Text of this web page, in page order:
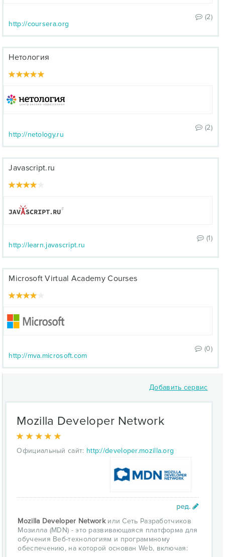
(2)
http://coursera.org
Нетология
(2)
http://netology.ru
Javascript.ru
(1)
http://learn.javascript.ru
Microsoft Virtual Academy Courses
(0)
http://mva.microsoft.com
Добавить сервис
Mozilla Developer Network
Официальный сайт: http://developer.mozilla.org
Mozilla Developer Networkили Сеть Разработчиков
Мозилла (MDN) - это развивающаяся платформа для
обучения Веб-технологиям и программному
обеспечению, на которой основан Web, включая: